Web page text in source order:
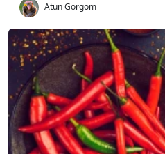
Atun Gorgom